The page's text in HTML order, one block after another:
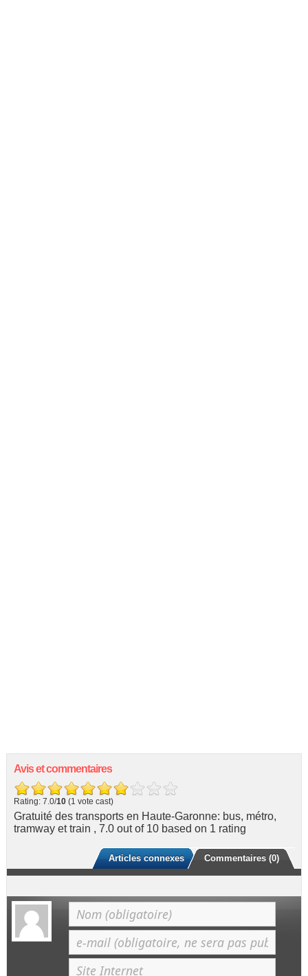
Avis et commentaires
Rating: 7.0/10(1 vote cast)
Gratuité des transports en Haute-Garonne: bus, métro,
tramway et train , 7.0out of 10based on 1 rating
Commentaires (0)
Articles connexes